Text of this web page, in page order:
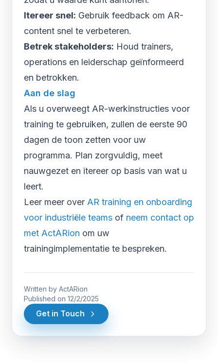
Itereer snel: Gebruik feedback om AR-
content snel te verbeteren.
Betrek stakeholders: Houd trainers,
operations en leiderschap geïnformeerd
en betrokken.
Aan de slag
Als u overweegt AR-werkinstructies voor
training te gebruiken, zullen de eerste 90
dagen de toon zetten voor uw
programma. Plan zorgvuldig, meet
nauwgezet en itereer op basis van wat u
leert.
Leer meer over AR training en onboarding
voor industriële teams of neem contact op
met ActARion om uw
trainingimplementatie te bespreken.
Written by ActARion
Published on 12/2/2025
Get in Touch